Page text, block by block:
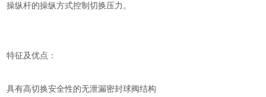
操纵杆的操纵方式控制切换压力。
特征及优点：
具有高切换安全性的无泄漏密封球阀结构